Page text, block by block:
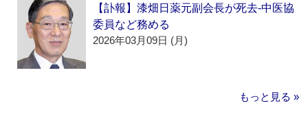
【訃報】漆畑日薬元副会長が死去‐中医協
委員など務める
2026年03月09日 (月)
もっと見る »